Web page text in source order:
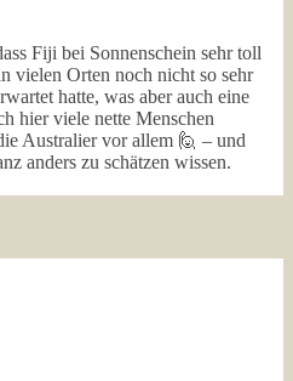
Fiji bei Sonnenschein sehr toll
vielen Orten noch nicht so sehr
hatte, was aber auch eine
hier viele nette Menschen
Australier vor allem 🙋 – und
anders zu schätzen wissen.